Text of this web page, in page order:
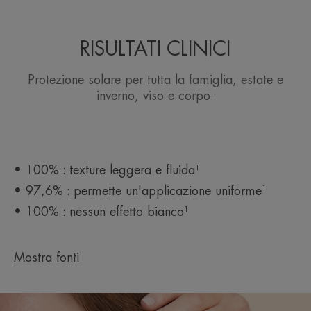
RISULTATI CLINICI
Protezione solare per tutta la famiglia, estate e
inverno, viso e corpo.
• 100% : texture leggera e fluida¹
• 97,6% : permette un'applicazione uniforme¹
• 100% : nessun effetto bianco¹
Mostra fonti